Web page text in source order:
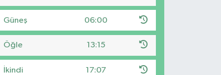
Güneş 06:00
Öğle 13:15
İkindi 17:07